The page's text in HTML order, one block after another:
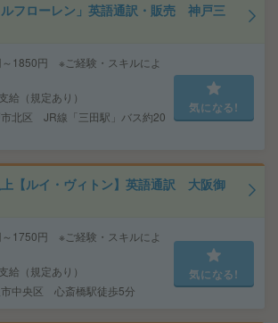
フローレン」英語通訳・販売 神戸三
1850円 ※ご経験・スキルによ
給（規定あり）
北区 JR線「三田駅」バス約20
気になる!
【ルイ・ヴィトン】英語通訳 大阪御
1750円 ※ご経験・スキルによ
給（規定あり）
市中央区 心斎橋駅徒歩5分
気になる!